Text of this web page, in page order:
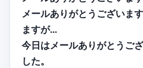
メールありがとうございま
ますが…
今日はメールありがとうご
した。